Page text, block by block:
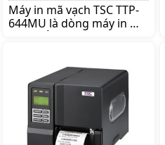
Máy in mã vạch TSC TTP-
644MU là dòng máy in mã
644MU lên ngay
shoppos.vn để nhận được
nhiều ưu đãi và giá tốt!!